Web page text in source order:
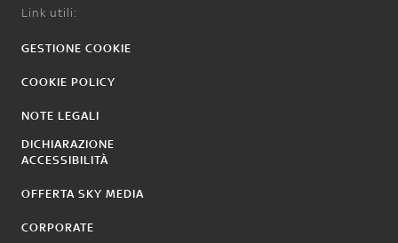
Link utili:
GESTIONE COOKIE
COOKIE POLICY
NOTE LEGALI
DICHIARAZIONE
ACCESSIBILITÀ
OFFERTA SKY MEDIA
CORPORATE